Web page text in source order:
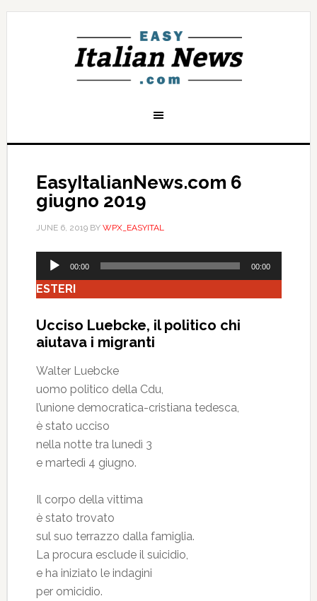
EasyItalianNews.com 6
giugno 2019
JUNE 6, 2019BY WPX_EASYITAL
Audio
Player
00:00 00:00
ESTERI
Ucciso Luebcke, il politico chi
aiutava i migranti
Walter Luebcke
uomo politico della Cdu,
l’unione democratica-cristiana tedesca,
è stato ucciso
nella notte tra lunedì 3
e martedì 4 giugno.
Il corpo della vittima
è stato trovato
sul suo terrazzo dalla famiglia.
La procura esclude il suicidio,
e ha iniziato le indagini
per omicidio.